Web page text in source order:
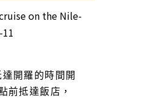
開羅的時間開
前抵達飯店，